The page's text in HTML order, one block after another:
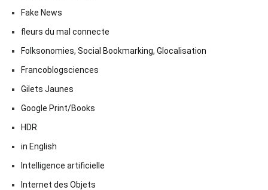
Fake News
fleurs du mal connecte
Folksonomies, Social Bookmarking, Glocalisation
Francoblogsciences
Gilets Jaunes
Google Print/Books
HDR
in English
Intelligence artificielle
Internet des Objets